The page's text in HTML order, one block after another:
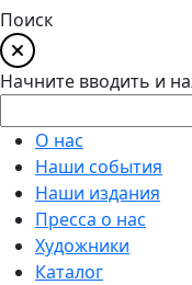
Поиск
Начните вводить и
О нас
Наши события
Наши издания
Пресса о нас
Художники
Каталог